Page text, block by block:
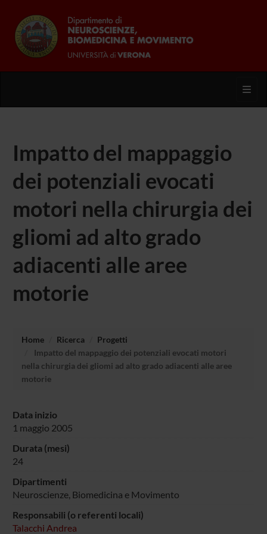
Impatto del mappaggio
dei potenziali evocati
motori nella chirurgia dei
gliomi ad alto grado
adiacenti alle aree
motorie
Home Ricerca
Progetti
Impatto del mappaggio dei potenziali evocati motori
nella chirurgia dei gliomi ad alto grado adiacenti alle aree
motorie
Data inizio
1 maggio 2005
Durata (mesi)
24
Dipartimenti
Neuroscienze, Biomedicina e Movimento
Responsabili (o referenti locali)
Talacchi Andrea